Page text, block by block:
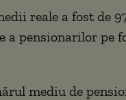
reale a fost de
a pensionarilor pe
mediu de